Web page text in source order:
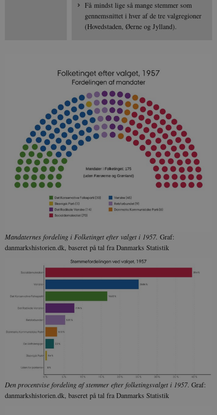
Få mindst lige så mange stemmer som
gennemsnittet i hver af de tre valgregioner
(Hovedstaden, Øerne og Jylland).
Mandaternes fordeling i Folketinget efter valget i 1957. Graf:
danmarkshistorien.dk, baseret på tal fra Danmarks Statistik
Den procentvise fordeling af stemmer efter folketingsvalget i 1957. Graf:
danmarkshistorien.dk, baseret på tal fra Danmarks Statistik